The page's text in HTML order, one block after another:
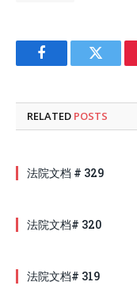
FacebookTwitter
RELATED POSTS
法院文档 # 329
法院文档# 320
法院文档# 319